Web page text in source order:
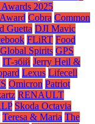
2025
Cobra Common
Guetta DJI Mavic
FLiRT Food
Global Spirits GPS
IT-збій Jerry Heil &
Lexus Lifecell
Omicron Patriot
RENAULT
Skoda Octavia
Teresa & Maria The